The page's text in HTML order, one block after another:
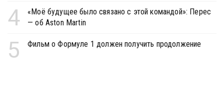
4
«Моё будущее было связано с этой командой»: Перес
— об Aston Martin
5 Фильм о Формуле 1 должен получить продолжение